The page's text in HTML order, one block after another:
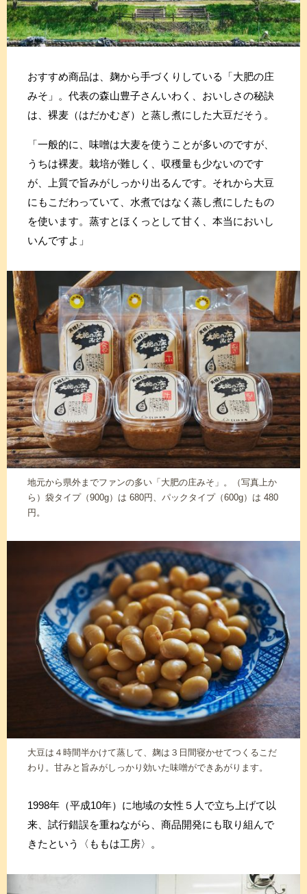
おすすめ商品は、麹から手づくりしている「大肥の庄
みそ」。代表の森山豊子さんいわく、おいしさの秘訣
は、裸麦（はだかむぎ）と蒸し煮にした大豆だそう。
「一般的に、味噌は大麦を使うことが多いのですが、
うちは裸麦。栽培が難しく、収穫量も少ないのです
が、上質で旨みがしっかり出るんです。それから大豆
にもこだわっていて、水煮ではなく蒸し煮にしたもの
を使います。蒸すとほくっとして甘く、本当においし
いんですよ」
地元から県外までファンの多い「大肥の庄みそ」。（写真上か
ら）袋タイプ（900g）は 680円、パックタイプ（600g）は 480
円。
大豆は４時間半かけて蒸して、麹は３日間寝かせてつくるこだ
わり。甘みと旨みがしっかり効いた味噌ができあがります。
1998年（平成10年）に地域の女性５人で立ち上げて以
来、試行錯誤を重ねながら、商品開発にも取り組んで
きたという〈ももは工房〉。